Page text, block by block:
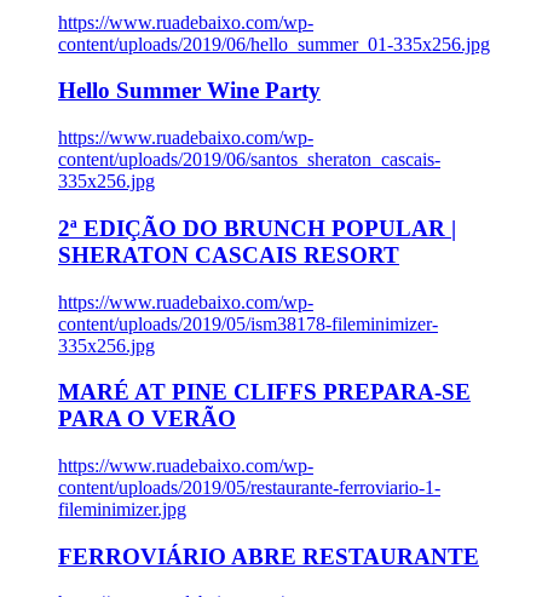
https://www.ruadebaixo.com/wp-
content/uploads/2019/06/hello_summer_01-335x256.jpg
Hello Summer Wine Party
https://www.ruadebaixo.com/wp-
content/uploads/2019/06/santos_sheraton_cascais-
335x256.jpg
2ª EDIÇÃO DO BRUNCH POPULAR |
SHERATON CASCAIS RESORT
https://www.ruadebaixo.com/wp-
content/uploads/2019/05/ism38178-fileminimizer-
335x256.jpg
MARÉ AT PINE CLIFFS PREPARA-SE
PARA O VERÃO
https://www.ruadebaixo.com/wp-
content/uploads/2019/05/restaurante-ferroviario-1-
fileminimizer.jpg
FERROVIÁRIO ABRE RESTAURANTE